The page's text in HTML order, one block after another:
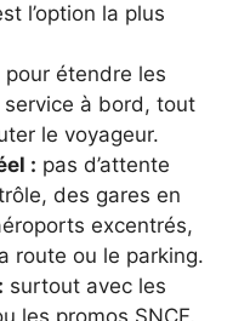
l’option la plus
pour étendre les
à bord, tout
le voyageur.
: pas d’attente
des gares en
excentrés,
route ou le parking.
surtout avec les